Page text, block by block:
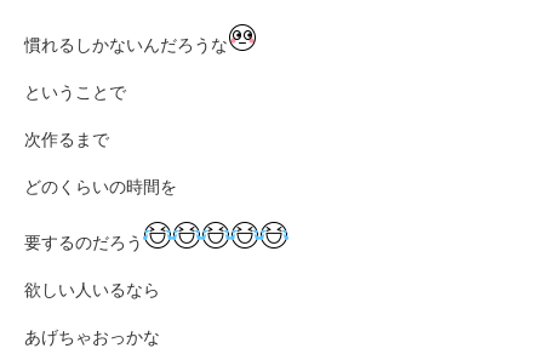
慣れるしかないんだろうな
ということで
次作るまで
どのくらいの時間を
要するのだろう
欲しい人いるなら
あげちゃおっかな